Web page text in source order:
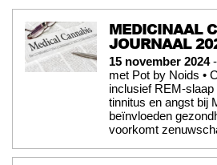
MEDICINAAL
JOURNAAL
15 november 2024-
met Pot by Noids •
inclusief REM-slaap
tinnitus en angst bij
beïnvloeden
voorkomt